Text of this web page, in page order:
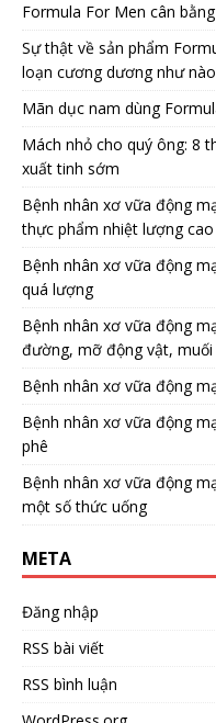
Formula For Men cân
Sự thật về sản phẩm
loạn cương dương như
Mãn dục nam dùng
Mách nhỏ cho quý ông: 8
xuất tinh sớm
Bệnh nhân xơ vữa động
thực phẩm nhiệt lượng cao
Bệnh nhân xơ vữa động
quá lượng
Bệnh nhân xơ vữa động
đường, mỡ động vật, muối
Bệnh nhân xơ vữa động
Bệnh nhân xơ vữa động
phê
Bệnh nhân xơ vữa động
một số thức uống
META
Đăng nhập
RSS bài viết
RSS bình luận